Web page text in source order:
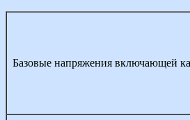
Базовые напряжения включающей